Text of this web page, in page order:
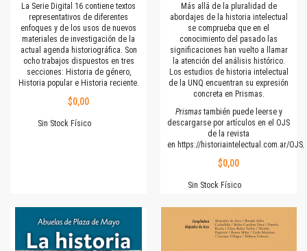
La Serie Digital 16 contiene textos
representativos de diferentes
enfoques y de los usos de nuevos
materiales de investigación de la
actual agenda historiográfica. Son
ocho trabajos dispuestos en tres
secciones: Historia de género,
Historia popular e Historia reciente.
$0,00
Sin Stock Físico
Más allá de la pluralidad de
abordajes de la historia intelectual
se comprueba que en el
conocimiento del pasado las
significaciones han vuelto a llamar
la atención del análisis histórico.
Los estudios de historia intelectual
de la UNQ encuentran su expresión
concreta en Prismas.
Prismas también puede leerse y
descargarse por artículos en el OJS
de la revista
en https://historiaintelectual.com.ar/
$0,00
Sin Stock Físico